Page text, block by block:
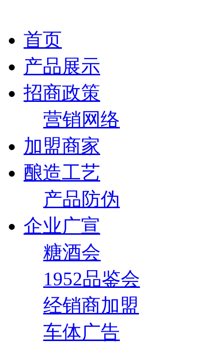
首页
产品展示
招商政策
营销网络
加盟商家
酿造工艺
产品防伪
企业广宣
糖酒会
1952品鉴会
经销商加盟
车体广告